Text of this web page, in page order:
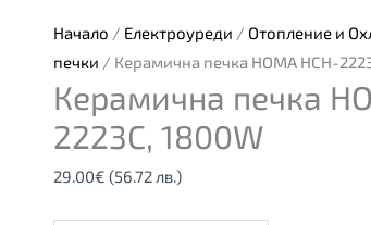
Начало / Електроуреди / Отопление и
печки / Керамична печка HOMA HCH-
Керамична печка
2223C, 1800W
29.00€ (56.72 лв.)
печка
HOMA
HCH-
2223C,
1800W